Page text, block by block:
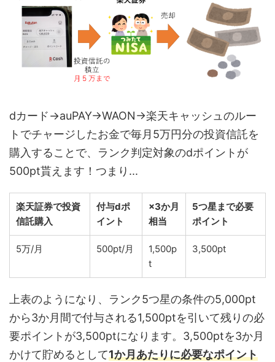
dカード→auPAY→WAON→楽天キャッシュのルー
トでチャージしたお金で毎月5万円分の投資信託を
購入することで、ランク判定対象のdポイントが
500pt貰えます！つまり...
楽天証券で投資
信託購入
付与dポ
イント
×3か月
相当
5つ星まで必要
ポイント
5万/月 500pt/月
1,500p
t
3,500pt
上表のようになり、ランク5つ星の条件の5,000pt
から3か月間で付与される1,500ptを引いて残りの必
要ポイントが3,500ptになります。3,500ptを3か月
かけて貯めるとして1か月あたりに必要なポイント